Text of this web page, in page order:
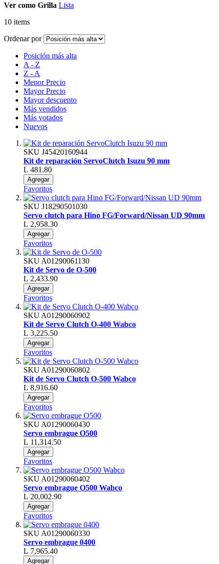
Ver como Grilla Lista
10 items
Ordenar por
Posición más alta
A - Z
Z - A
Menor Precio
Mayor Precio
Mayor descuento
Más vendidos
Más votados
Nuevos
SKU J45420160944
Kit de reparación ServoClutch Isuzu 90 mm
L 481.80
Agregar
Favoritos
SKU J18290501030
Servo clutch para Hino FG/Forward/Nissan UD 90mm
L 2,958.30
Agregar
Favoritos
SKU A01290061130
Kit de Servo de O-500
L 2,433.90
Agregar
Favoritos
SKU A01290060902
Kit de Servo Clutch O-400 Wabco
L 3,225.50
Agregar
Favoritos
SKU A01290060802
Kit de Servo Clutch O-500 Wabco
L 8,916.60
Agregar
Favoritos
SKU A01290060430
Servo embrague O500
L 11,314.50
Agregar
Favoritos
SKU A01290060402
Servo embrague O500 Wabco
L 20,002.90
Agregar
Favoritos
SKU A01290060330
Servo embrague 0400
L 7,965.40
Agregar